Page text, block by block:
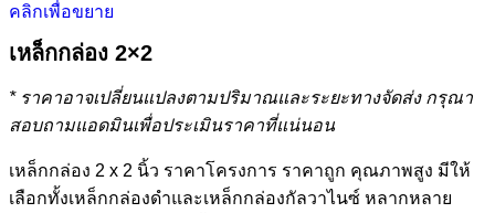
คลิกเพื่อขยาย
เหล็กกล่อง 2×2
* ราคาอาจเปลี่ยนแปลงตามปริมาณและระยะทางจัดส่ง กรุณา
สอบถามแอดมินเพื่อประเมินราคาที่แน่นอน
เหล็กกล่อง 2 x 2 นิ้ว ราคาโครงการ ราคาถูก คุณภาพสูง มีให้
เลือกทั้งเหล็กกล่องดำและเหล็กกล่องกัลวาไนซ์ หลากหลาย